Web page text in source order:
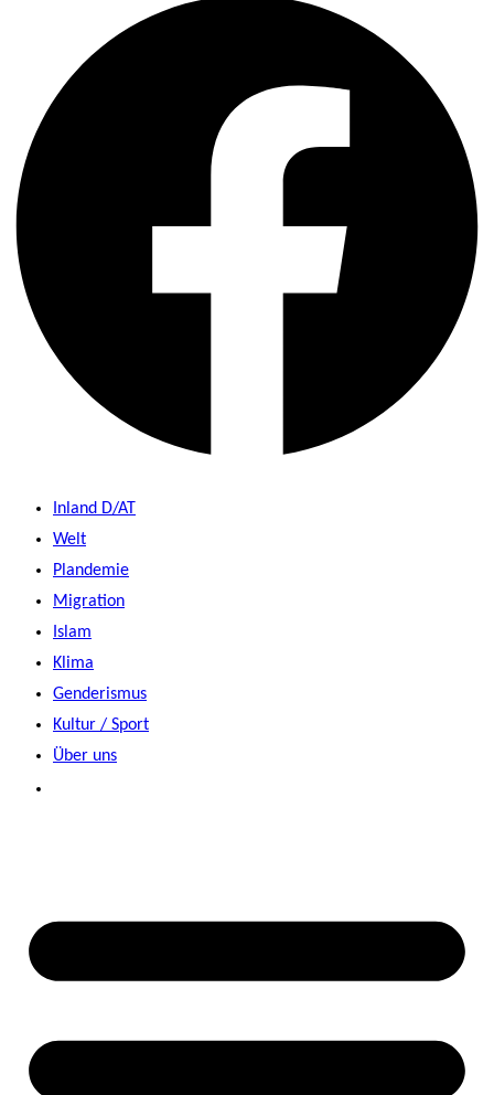
Inland D/AT
Welt
Plandemie
Migration
Islam
Klima
Genderismus
Kultur / Sport
Über uns